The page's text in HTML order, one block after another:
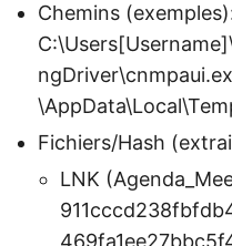
Chemins
Fichiers/Hash
LNK